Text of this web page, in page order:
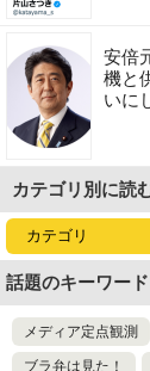
安倍
機と
いに
カテゴリ別に読
話題のキーワード
メディア定点観測
ブラ弁は見た！